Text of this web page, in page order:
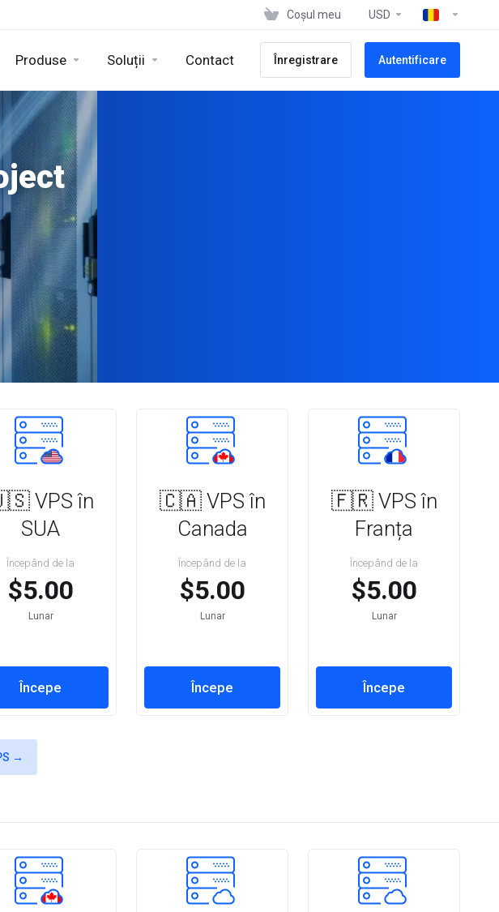
Coșul meu USD
Produse Soluții Contact Înregistrare Autentificare
VPS în
SUA
Începând de la
$5.00
Lunar
Începe
🇨🇦 VPS în
Canada
Începând de la
$5.00
Lunar
Începe
🇫🇷 VPS în
Franța
Începând de la
$5.00
Lunar
Începe
→